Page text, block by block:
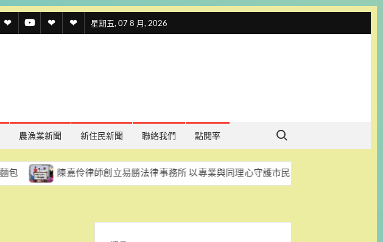
星期五, 07 8 月, 2026
透
名
透 聯 官
農漁業新聞 新住民新聞 聯絡我們 點閱率
Search for:
陳嘉伶律師創立易勝法律事務所 以專業與同理心守護市民權益